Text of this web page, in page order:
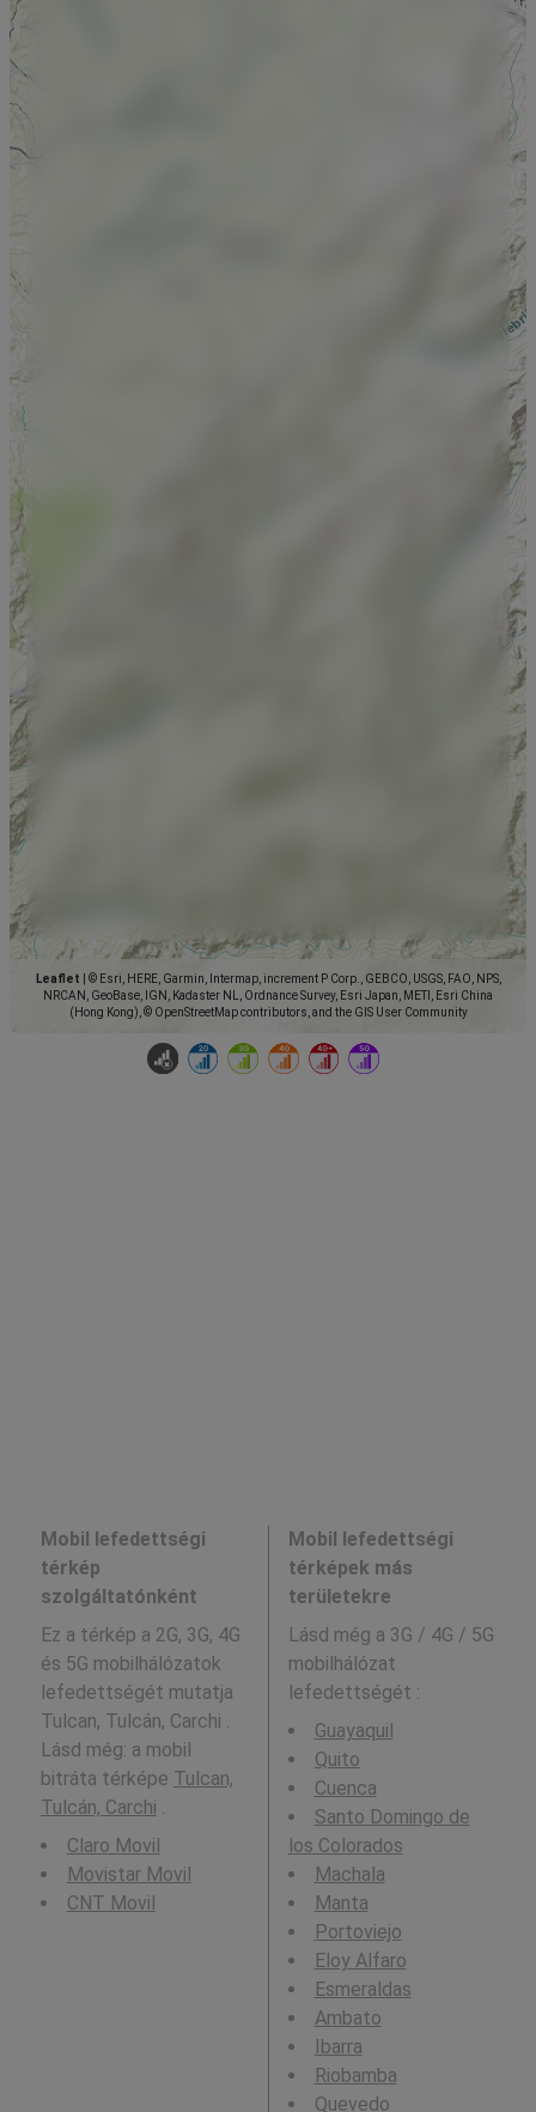
Leaflet
© Esri, HERE, Garmin, Intermap, increment P Corp., GEBCO, USGS, FAO, NPS,
NRCAN, GeoBase, IGN, Kadaster NL, Ordnance Survey, Esri Japan, METI, Esri China
(Hong Kong), © OpenStreetMap contributors, and the GIS User Community
Mobil lefedettségi
térkép
szolgáltatónként
Ez a térkép a 2G, 3G, 4G
és 5G mobilhálózatok
lefedettségét mutatja
Tulcan, Tulcán, Carchi .
Lásd még: a mobil
bitráta térképe Tulcan,
Tulcán, Carchi .
Claro Movil
Movistar Movil
CNT Movil
Mobil lefedettségi
térképek más
területekre
Lásd még a 3G / 4G / 5G
mobilhálózat
lefedettségét :
Guayaquil
Quito
Cuenca
Santo Domingo de
los Colorados
Machala
Manta
Portoviejo
Eloy Alfaro
Esmeraldas
Ambato
Ibarra
Riobamba
Quevedo